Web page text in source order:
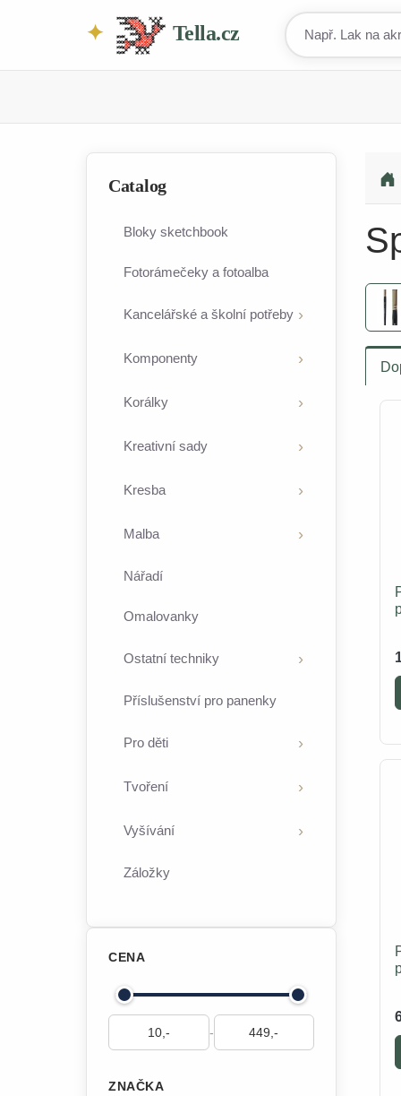
Tella.cz
Catalog
Bloky sketchbook
Fotorámečeky a fotoalba
Kancelářské a školní potřeby
Komponenty
Korálky
Kreativní sady
Kresba
Malba
Nářadí
Omalovanky
Ostatní techniky
Příslušenství pro panenky
Pro děti
Tvoření
Vyšívání
Záložky
CENA
-
ZNAČKA